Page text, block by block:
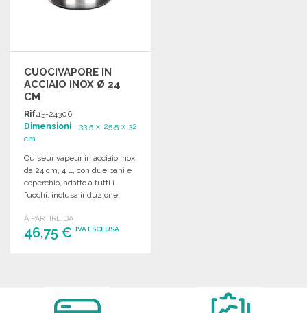
CUOCIVAPORE IN
ACCIAIO INOX Ø 24
CM
Rif.15-24306
Dimensioni : 33.5 x 25.5 x 32
cm
Cuiseur vapeur in acciaio inox
da 24 cm, 4 L, con due pani e
coperchio, adatto a tutti i
fuochi, inclusa induzione.
A PARTIRE DA
46,75 € IVA ESCLUSA